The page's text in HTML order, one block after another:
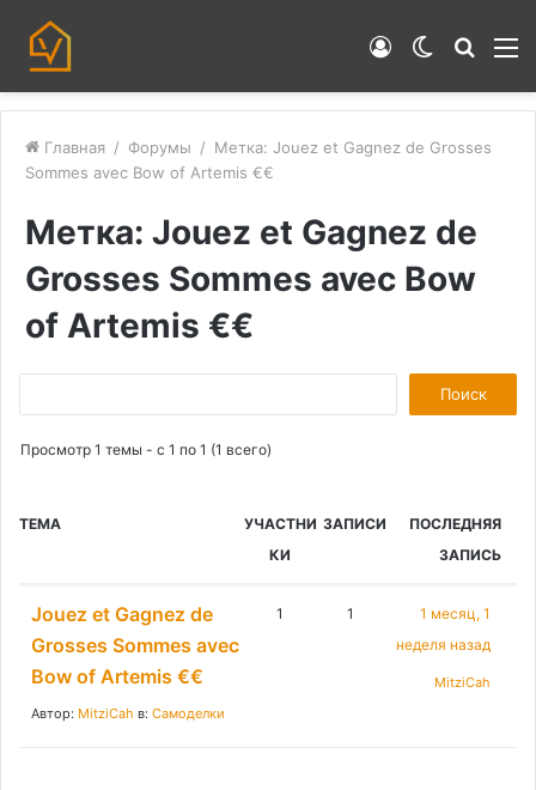
Switch
Войти
Главная / Форумы / Метка: Jouez et Gagnez de Grosses
Sommes avec Bow of Artemis €€
Метка: Jouez et Gagnez de
Grosses Sommes avec Bow
of Artemis €€
о
и
Просмотр 1 темы - с 1 по 1 (1 всего)
ТЕМА
УЧАСТНИ
КИ
ЗАПИСИ
ПОСЛЕДНЯЯ
ЗАПИСЬ
Jouez et Gagnez de
Grosses Sommes avec
Bow of Artemis €€
Автор: MitziCah в: Самоделки
1 1
1 месяц, 1
неделя назад
MitziCah